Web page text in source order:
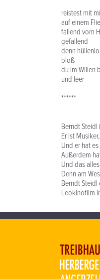
reistest mit
auf einem
fallend vom
gefallend
denn
bloß
du im Willen
und leer
******
Berndt
Er ist
Und er hat
Außerdem
Und das
Denn am
Berndt
Leokinofilm